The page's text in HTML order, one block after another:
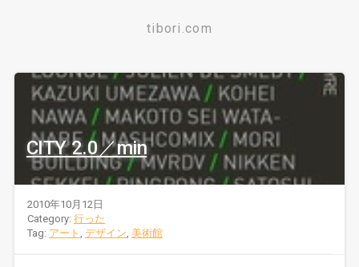
tibori.com
CITY 2.0／min
2010年10月12日
Category: 行った
Tag: アート , デザイン, 美術館